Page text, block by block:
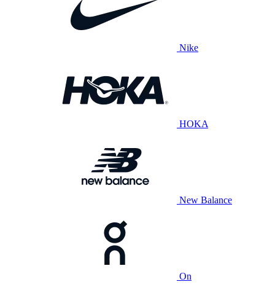
Nike
HOKA
New Balance
On